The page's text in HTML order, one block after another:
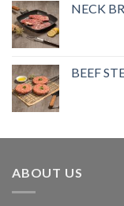
NECK
BEEF
ABOUT US